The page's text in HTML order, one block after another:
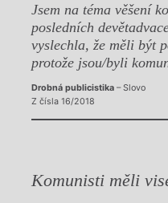
Jsem na téma věšení
posledních
vyslechla, že měli být
protože jsou/byli
Drobná publicistika– Slovo
Z čísla 16/2018
Komunisti měli